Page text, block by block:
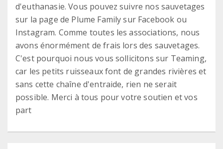
d'euthanasie. Vous pouvez suivre nos sauvetages
sur la page de Plume Family sur Facebook ou
Instagram. Comme toutes les associations, nous
avons énormément de frais lors des sauvetages.
C'est pourquoi nous vous sollicitons sur Teaming,
car les petits ruisseaux font de grandes rivières et
sans cette chaîne d'entraide, rien ne serait
possible. Merci à tous pour votre soutien et vos
part